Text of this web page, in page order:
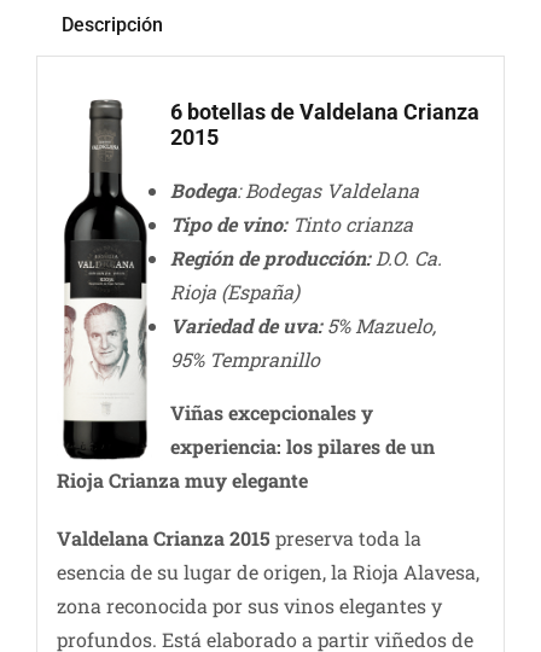
Descripción
6 botellas de Valdelana Crianza
2015
Bodega: Bodegas Valdelana
Tipo de vino:Tinto crianza
Región de producción:D.O. Ca.
Rioja (España)
Variedad de uva:5% Mazuelo,
95% Tempranillo
Viñas excepcionales y
experiencia: los pilares de un
Rioja Crianza muy elegante
Valdelana Crianza 2015 preserva toda la
esencia de su lugar de origen, la Rioja Alavesa,
zona reconocida por sus vinos elegantes y
profundos. Está elaborado a partir viñedos de